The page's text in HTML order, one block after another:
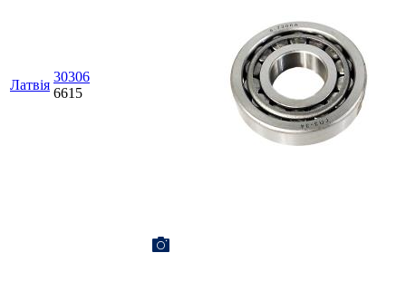
Латвія
30306
6615